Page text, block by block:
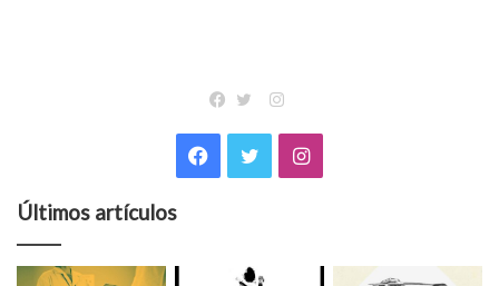
Instagram
Facebook
TwitterInstagram
Últimos artículos